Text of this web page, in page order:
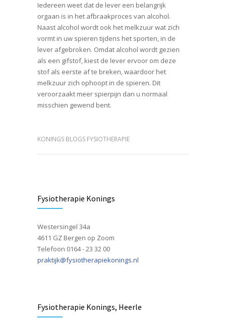
Iedereen weet dat de lever een belangrijk
orgaan is in het afbraakproces van alcohol.
Naast alcohol wordt ook het melkzuur wat zich
vormt in uw spieren tijdens het sporten, in de
lever afgebroken. Omdat alcohol wordt gezien
als een gifstof, kiest de lever ervoor om deze
stof als eerste af te breken, waardoor het
melkzuur zich ophoopt in de spieren. Dit
veroorzaakt meer spierpijn dan u normaal
misschien gewend bent.
KONINGS BLOGS FYSIOTHERAPIE
Fysiotherapie Konings
Westersingel 34a
4611 GZ Bergen op Zoom
Telefoon 0164 - 23 32 00
praktijk@fysiotherapiekonings.nl
Fysiotherapie Konings, Heerle